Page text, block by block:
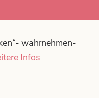
wahrnehmen-
Infos